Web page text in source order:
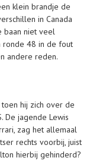
klein brandje de
in Canada
baan niet veel
ronde 48 in de fout
andere reden.
hij zich over de
De jagende Lewis
zag het allemaal
rechts voorbij, juist
hierbij gehinderd?